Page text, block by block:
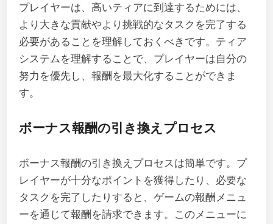
プレイヤーは、高いティアに到達するためには、
より大きな貢献やより挑戦的なタスクを完了する
必要があることを理解しておくべきです。ティア
システムを理解することで、プレイヤーは自分の
努力を優先し、報酬を最大化することができま
す。
ボーナス報酬の引き換えプロセス
ボーナス報酬の引き換えプロセスは簡単です。プ
レイヤーが十分なポイントを獲得したり、必要な
タスクを完了したりすると、ゲームの報酬メニュ
ーを通じて報酬を請求できます。このメニューに